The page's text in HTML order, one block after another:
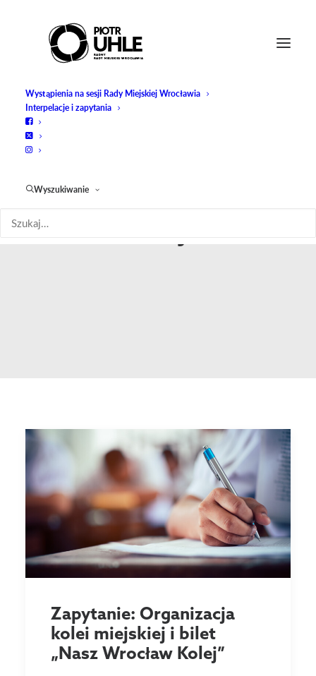
Wystąpienia na sesji Rady Miejskiej Wrocławia
Interpelacje i zapytania
Wyszukiwanie
Zapytanie: Organizacja
kolei miejskiej i bilet
„Nasz Wrocław Kolej”